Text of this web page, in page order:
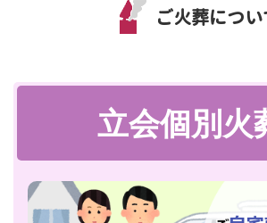
ご火葬につい
立会個別火